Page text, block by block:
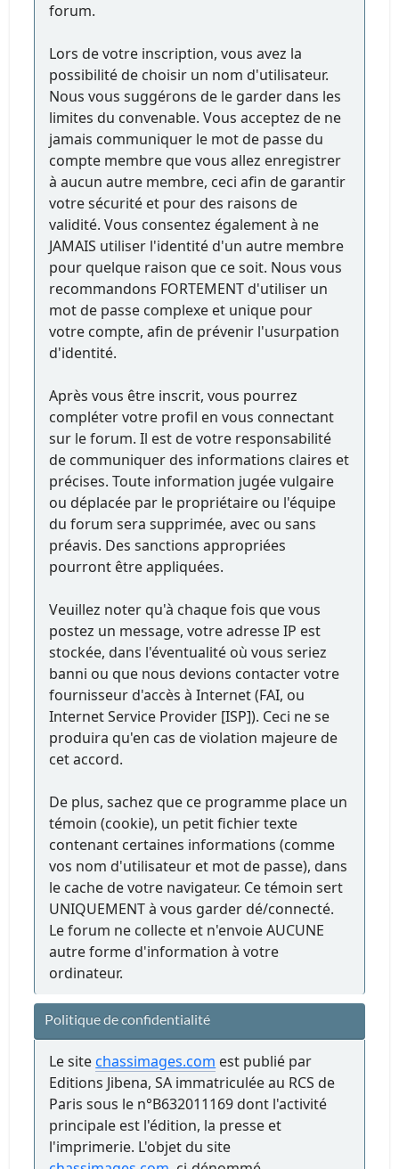
forum.
Lors de votre inscription, vous avez la
possibilité de choisir un nom d'utilisateur.
Nous vous suggérons de le garder dans les
limites du convenable. Vous acceptez de ne
jamais communiquer le mot de passe du
compte membre que vous allez enregistrer
à aucun autre membre, ceci afin de garantir
votre sécurité et pour des raisons de
validité. Vous consentez également à ne
JAMAIS utiliser l'identité d'un autre membre
pour quelque raison que ce soit. Nous vous
recommandons FORTEMENT d'utiliser un
mot de passe complexe et unique pour
votre compte, afin de prévenir l'usurpation
d'identité.
Après vous être inscrit, vous pourrez
compléter votre profil en vous connectant
sur le forum. Il est de votre responsabilité
de communiquer des informations claires et
précises. Toute information jugée vulgaire
ou déplacée par le propriétaire ou l'équipe
du forum sera supprimée, avec ou sans
préavis. Des sanctions appropriées
pourront être appliquées.
Veuillez noter qu'à chaque fois que vous
postez un message, votre adresse IP est
stockée, dans l'éventualité où vous seriez
banni ou que nous devions contacter votre
fournisseur d'accès à Internet (FAI, ou
Internet Service Provider [ISP]). Ceci ne se
produira qu'en cas de violation majeure de
cet accord.
De plus, sachez que ce programme place un
témoin (cookie), un petit fichier texte
contenant certaines informations (comme
vos nom d'utilisateur et mot de passe), dans
le cache de votre navigateur. Ce témoin sert
UNIQUEMENT à vous garder dé/connecté.
Le forum ne collecte et n'envoie AUCUNE
autre forme d'information à votre
ordinateur.
Politique de confidentialité
Le sitechassimages.com est publié par
Editions Jibena, SA immatriculée au RCS de
Paris sous le n°B632011169 dont l'activité
principale est l'édition, la presse et
l'imprimerie. L'objet du site